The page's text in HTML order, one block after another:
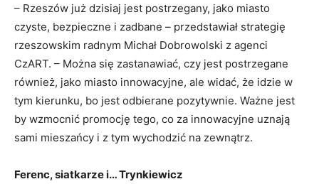
– Rzeszów już dzisiaj jest postrzegany, jako miasto
czyste, bezpieczne i zadbane – przedstawiał strategię
rzeszowskim radnym Michał Dobrowolski z agenci
CzART. – Można się zastanawiać, czy jest postrzegane
również, jako miasto innowacyjne, ale widać, że idzie w
tym kierunku, bo jest odbierane pozytywnie. Ważne jest
by wzmocnić promocję tego, co za innowacyjne uznają
sami mieszańcy i z tym wychodzić na zewnątrz.
Ferenc, siatkarze i… Trynkiewicz